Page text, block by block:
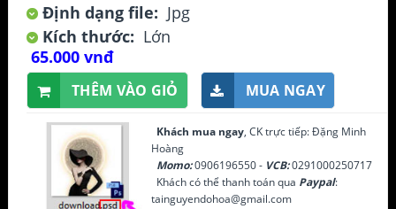
Định dạng file: Jpg
Kích thước: Lớn
65.000 vnđ
THÊM VÀO GIỎ MUA NGAY
Khách mua ngay, CK trực tiếp: Đặng Minh
Hoàng
Momo:0906196550 - VCB:0291000250717
Khách có thể thanh toán qua Paypal:
tainguyendohoa@gmail.com